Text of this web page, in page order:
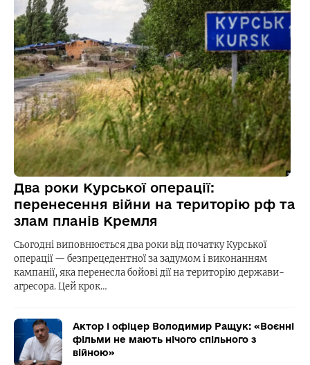
Два роки Курської операції:
перенесення війни на територію рф та
злам планів Кремля
Сьогодні виповнюється два роки від початку Курської
операції — безпрецедентної за задумом і виконанням
кампанії, яка перенесла бойові дії на територію держави-
агресора. Цей крок…
Актор і офіцер Володимир Ращук: «Воєнні
фільми не мають нічого спільного з
війною»